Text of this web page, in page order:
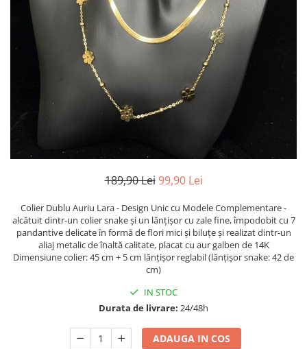
189,90 Lei 99,90 Lei
Colier Dublu Auriu Lara - Design Unic cu Modele Complementare -
alcătuit dintr-un colier snake și un lănțișor cu zale fine, împodobit cu 7
pandantive delicate în formă de flori mici și biluțe și realizat dintr-un
aliaj metalic de înaltă calitate, placat cu aur galben de 14K
Dimensiune colier: 45 cm + 5 cm lănțișor reglabil (lănțișor snake: 42 de
cm)
IN STOC
Durata de livrare: 24/48h
ADAUGA IN COS